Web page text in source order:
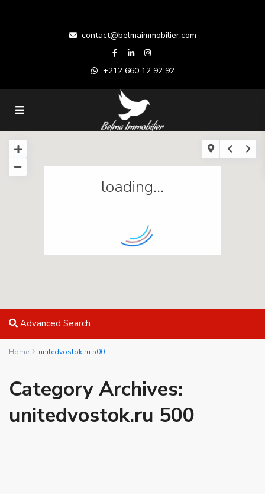
contact@belmaimmobilier.com
+212 660 12 92 92
loading...
Advanced Search
Home unitedvostok.ru 500
Category Archives:
unitedvostok.ru 500